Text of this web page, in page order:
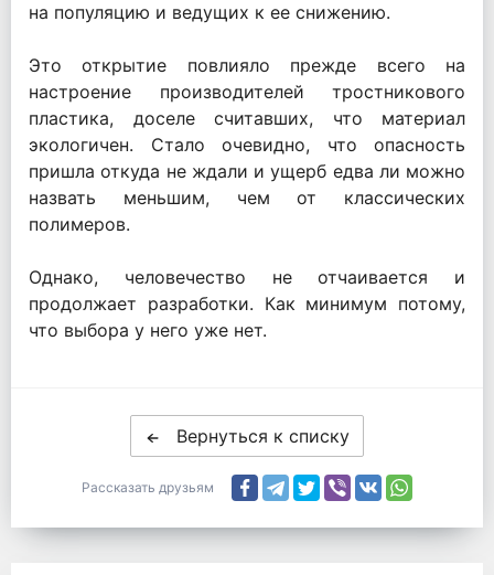
на популяцию и ведущих к ее снижению.
Это открытие повлияло прежде всего на
настроение производителей тростникового
пластика, доселе считавших, что материал
экологичен. Стало очевидно, что опасность
пришла откуда не ждали и ущерб едва ли можно
назвать меньшим, чем от классических
полимеров.
Однако, человечество не отчаивается и
продолжает разработки. Как минимум потому,
что выбора у него уже нет.
Вернуться к списку
Рассказать друзьям